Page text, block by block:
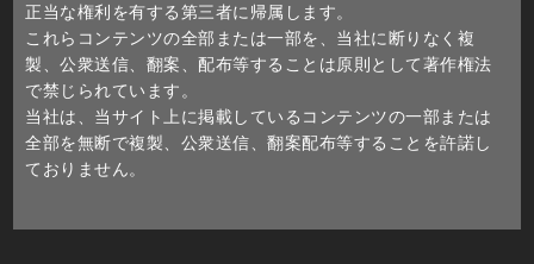
正当な権利を有する第三者に帰属します。
これらコンテンツの全部または一部を、当社に断りなく複
製、公衆送信、翻案、配布等することは原則として著作権法
で禁じられています。
当社は、当サイト上に掲載しているコンテンツの一部または
全部を無断で複製、公衆送信、翻案配布等することを許諾し
ておりません。